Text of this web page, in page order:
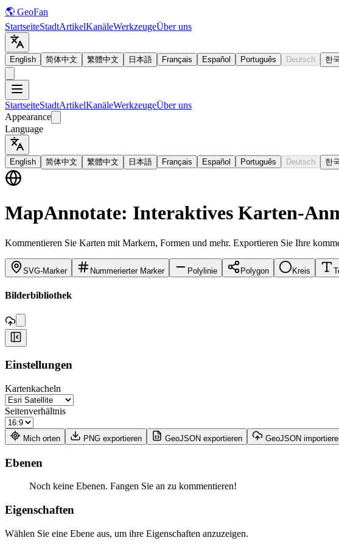
🌎 GeoFan
StartseiteStadtArtikelKanäleWerkzeugeÜber uns
English 简体中文 繁體中文 日本語 Français Español Português Deutsch 한
StartseiteStadtArtikelKanäleWerkzeugeÜber uns
Appearance
Language
English 简体中文 繁體中文 日本語 Français Español Português Deutsch 한
MapAnnotate: Interaktives Karten-
Kommentieren Sie Karten mit Markern, Formen und mehr. Exportieren Sie Ihre
SVG-Marker Nummerierter Marker Polylinie Polygon Kreis
Bilderbibliothek
+
−
Einstellungen
Kartenkacheln
Seitenverhältnis
Mich orten PNG exportieren GeoJSON exportieren GeoJSON
Ebenen
Noch keine Ebenen. Fangen Sie an zu kommentieren!
Eigenschaften
Wählen Sie eine Ebene aus, um ihre Eigenschaften anzuzeigen.